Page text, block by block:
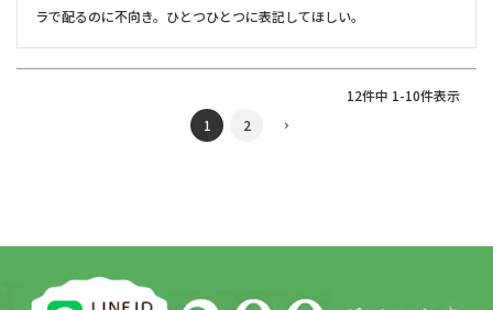
ラで配るのに不向き。ひとつひとつに表記してほしい。
12件中 1-10件表示
1
2